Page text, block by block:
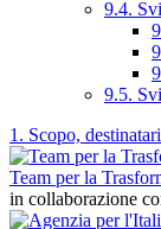
9.4.
9.5.
1. Scopo,
Team per la
in collaborazione